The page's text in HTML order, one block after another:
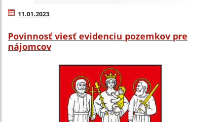
11.01.2023
Povinnosť viesť evidenciu pozemkov pre
nájomcov